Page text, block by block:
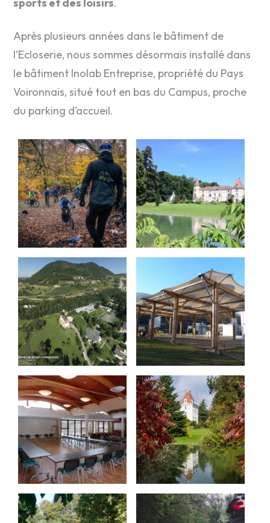
Après plusieurs années dans le bâtiment de
l’Ecloserie, nous sommes désormais installé dans
le bâtiment Inolab Entreprise, propriété du Pays
Voironnais, situé tout en bas du Campus, proche
du parking d’accueil.